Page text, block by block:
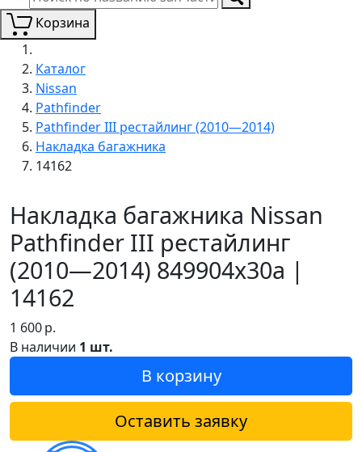
Корзина
Каталог
Nissan
Pathfinder
Pathfinder III рестайлинг (2010—2014)
Накладка багажника
14162
Накладка багажника Nissan
Pathfinder III рестайлинг
(2010—2014) 849904x30a |
14162
1 600р.
В наличии 1 шт.
В корзину
Оставить заявку